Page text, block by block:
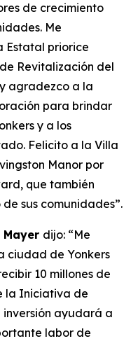
de crecimiento
Me
Estatal priorice
Revitalización del
agradezco a la
para brindar
y a los
Felicito a la Villa
Manor por
que también
sus comunidades”.
dijo: “Me
ciudad de Yonkers
10 millones de
la Iniciativa de
inversión ayudará a
labor de